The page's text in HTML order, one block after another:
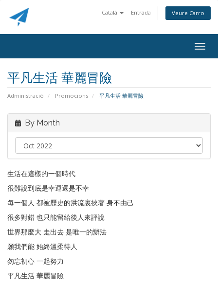
Català Entrada Veure Carro
平凡生活 華麗冒險
Administració Promocions 平凡生活 華麗冒險
By Month
生活在這樣的一個時代
很難說到底是幸運還是不幸
每一個人 都被歷史的洪流裹挾著 身不由己
很多對錯 也只能留給後人來評說
世界那麼大 走出去 是唯一的辦法
願我們能 始終溫柔待人
勿忘初心 一起努力
平凡生活 華麗冒險